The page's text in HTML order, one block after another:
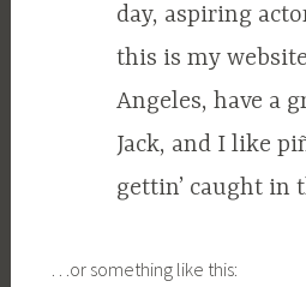
day, aspiring
this is my
Angeles, have a
Jack, and I like
gettin’ caught in
…or something like this: